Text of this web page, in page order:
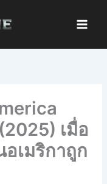
เมื่อ
เมริกาถูก